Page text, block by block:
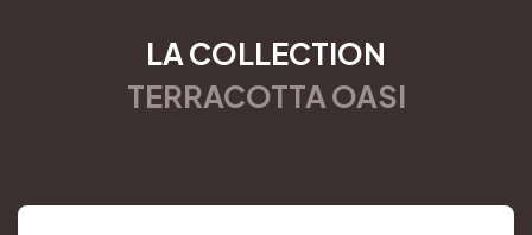
LA COLLECTION
TERRACOTTA OASI